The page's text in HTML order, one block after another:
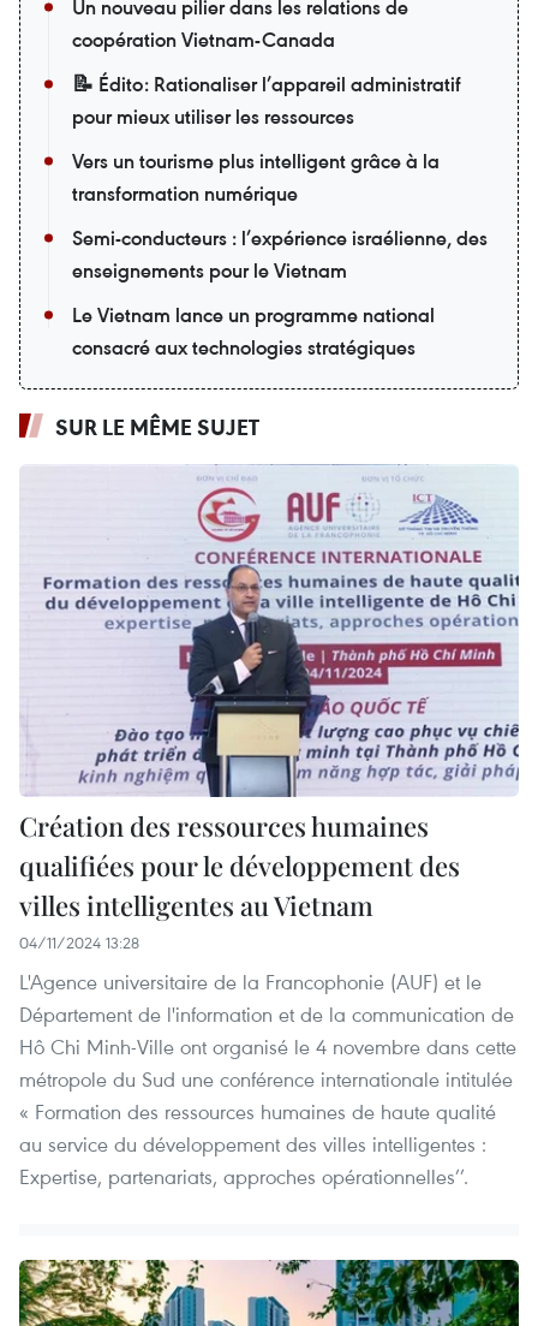
Un nouveau pilier dans les relations de
coopération Vietnam-Canada
📝 Édito: Rationaliser l’appareil administratif
pour mieux utiliser les ressources
Vers un tourisme plus intelligent grâce à la
transformation numérique
Semi-conducteurs : l’expérience israélienne, des
enseignements pour le Vietnam
Le Vietnam lance un programme national
consacré aux technologies stratégiques
SUR LE MÊME SUJET
Création des ressources humaines
qualifiées pour le développement des
villes intelligentes au Vietnam
04/11/2024 13:28
L'Agence universitaire de la Francophonie (AUF) et le
Département de l'information et de la communication de
Hô Chi Minh-Ville ont organisé le 4 novembre dans cette
métropole du Sud une conférence internationale intitulée
« Formation des ressources humaines de haute qualité
au service du développement des villes intelligentes :
Expertise, partenariats, approches opérationnelles’’.